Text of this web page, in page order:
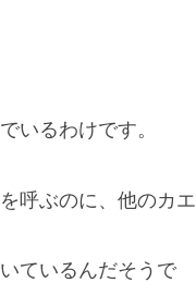
いるわけです。
呼ぶのに、他のカエ
ているんだそうで